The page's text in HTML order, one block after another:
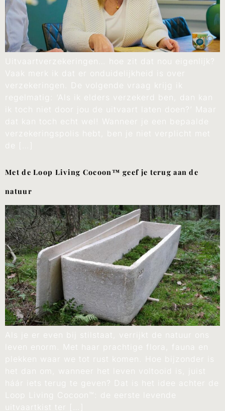
Uitvaartverzekeringen… hoe zit dat nou eigenlijk?
Vaak merk ik dat er onduidelijkheid is over
verzekeringen. De volgende vraag krijg ik
regelmatig: ‘Als ik elders verzekerd ben, dan kan
ik toch niet door jou de uitvaart laten doen?’ Maar
dat kan toch echt wel! Wanneer je een bepaalde
verzekeringspolis hebt, ben je niet verplicht met
de […]
Met de Loop Living Cocoon™ geef je terug aan de
natuur
Als je er even bij stilstaat, verrijkt de natuur ons
leven enorm. Met haar prachtige flora, fauna en
plekken waar we tot rust komen. Hoe bijzonder is
het dan om, wanneer het leven voltooid is, juist
háár iets terug te geven? Dat is het idee achter de
Loop Living Cocoon™: de eerste levende
uitvaartkist ter […]